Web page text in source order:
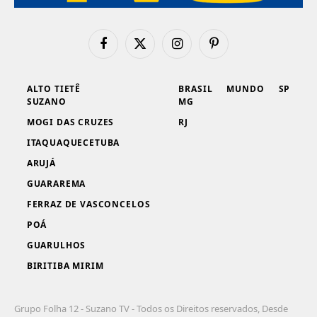
FacebookX
InstagramPinterest
ALTO TIETÊ
SUZANO
MOGI DAS CRUZES
ITAQUAQUECETUBA
ARUJÁ
GUARAREMA
FERRAZ DE VASCONCELOS
POÁ
GUARULHOS
BIRITIBA MIRIM
BRASIL
MG
RJ
MUNDO SP
Grupo Folha 12 - Suzano TV - Todos os Direitos reservados, Desde